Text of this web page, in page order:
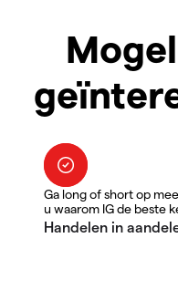
Ga long of short op
u waarom IG de beste